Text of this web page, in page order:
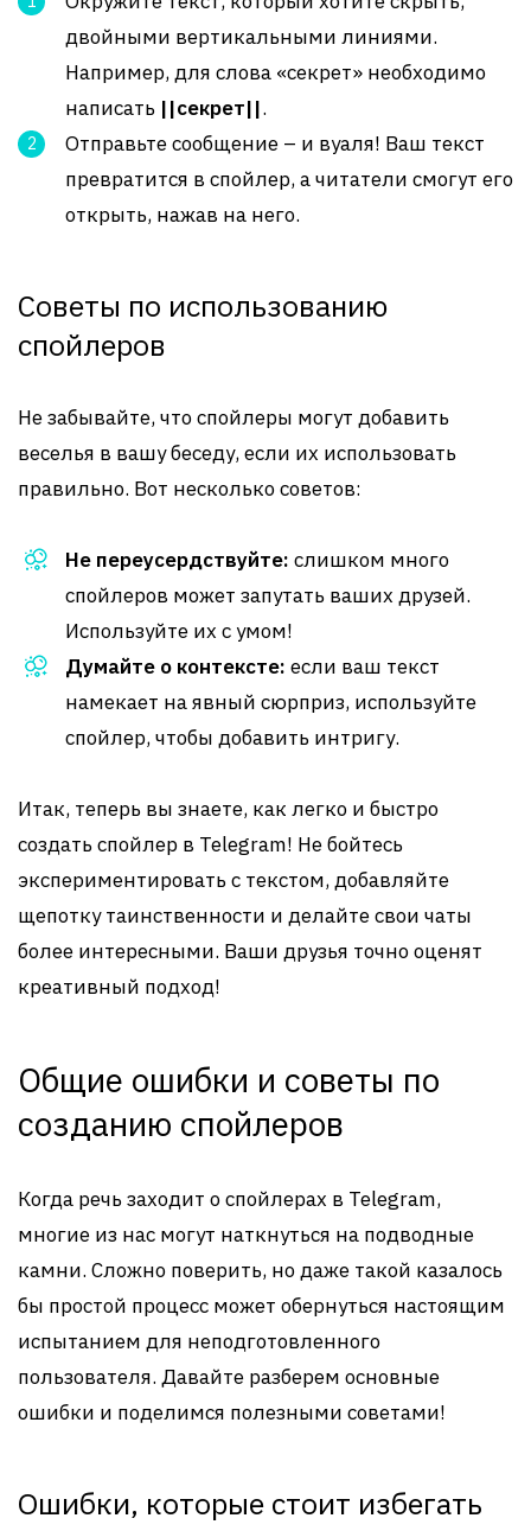
двойными вертикальными линиями.
Например, для слова «секрет» необходимо
написать ||секрет||.
Отправьте сообщение – и вуаля! Ваш текст
превратится в спойлер, а читатели смогут его
открыть, нажав на него.
Советы по использованию
спойлеров
Не забывайте, что спойлеры могут добавить
веселья в вашу беседу, если их использовать
правильно. Вот несколько советов:
Не переусердствуйте: слишком много
спойлеров может запутать ваших друзей.
Используйте их с умом!
Думайте о контексте: если ваш текст
намекает на явный сюрприз, используйте
спойлер, чтобы добавить интригу.
Итак, теперь вы знаете, как легко и быстро
создать спойлер в Telegram! Не бойтесь
экспериментировать с текстом, добавляйте
щепотку таинственности и делайте свои чаты
более интересными. Ваши друзья точно оценят
креативный подход!
Общие ошибки и советы по
созданию спойлеров
Когда речь заходит о спойлерах в Telegram,
многие из нас могут наткнуться на подводные
камни. Сложно поверить, но даже такой казалось
бы простой процесс может обернуться настоящим
испытанием для неподготовленного
пользователя. Давайте разберем основные
ошибки и поделимся полезными советами!
Ошибки, которые стоит избегать